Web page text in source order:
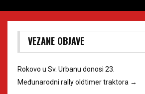
VEZANE OBJAVE
Rokovo u Sv. Urbanu donosi 23.
Međunarodni rally oldtimer traktora →